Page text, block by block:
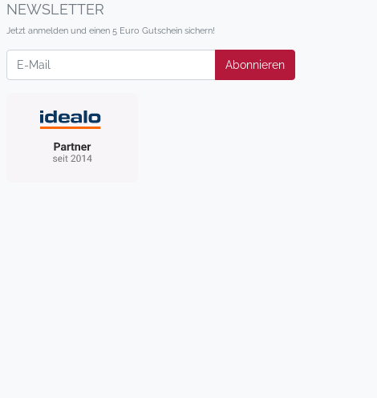
NEWSLETTER
Jetzt anmelden und einen 5 Euro Gutschein sichern!
Newsletter
Abonnieren